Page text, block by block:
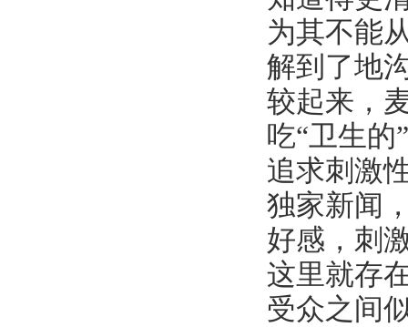
为其不能
解到了地
较起来，
吃“卫生
追求刺激
独家新闻
好感，刺
这里就存
受众之间